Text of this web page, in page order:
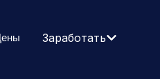
Заработать